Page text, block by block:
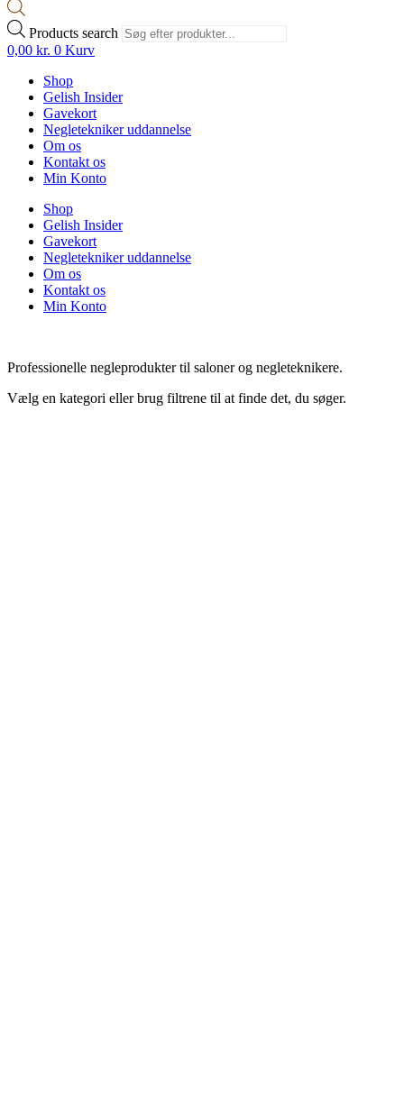
Products search
0,00 kr. 0 Kurv
Shop
Gelish Insider
Gavekort
Negletekniker uddannelse
Om os
Kontakt os
Min Konto
Shop
Gelish Insider
Gavekort
Negletekniker uddannelse
Om os
Kontakt os
Min Konto
Professionelle negleprodukter til saloner og negleteknikere.
Vælg en kategori eller brug filtrene til at finde det, du søger.